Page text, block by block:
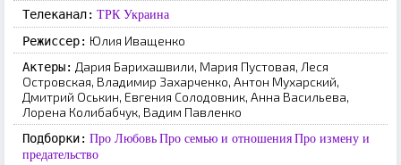
Телеканал: ТРК Украина
Режиссер: Юлия Иващенко
Актеры: Дария Барихашвили, Мария Пустовая, Леся
Островская, Владимир Захарченко, Антон Мухарский,
Дмитрий Оськин, Евгения Солодовник, Анна Васильева,
Лорена Колибабчук, Вадим Павленко
Подборки: Про Любовь Про семью и отношения Про измену и
предательство